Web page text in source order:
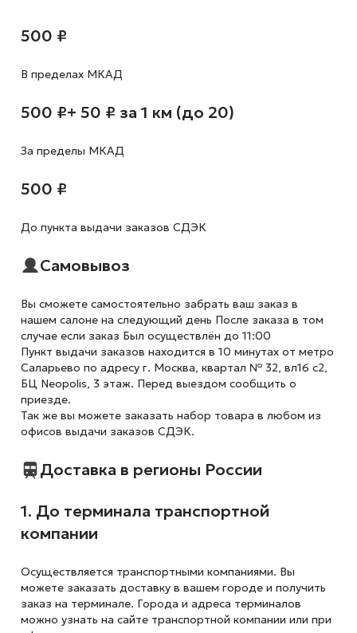
500 ₽
В пределах МКАД
500 ₽+ 50 ₽ за 1 км (до 20)
За пределы МКАД
500 ₽
До пункта выдачи заказов СДЭК
Самовывоз
Вы сможете самостоятельно забрать ваш заказ в
нашем салоне на следующий день После заказа в том
случае если заказ Был осуществлён до 11:00
Пункт выдачи заказов находится в 10 минутах от метро
Саларьево по адресу г. Москва, квартал № 32, вл16 с2,
БЦ Neopolis, 3 этаж. Перед выездом сообщить о
приезде.
Так же вы можете заказать набор товара в любом из
офисов выдачи заказов СДЭК.
Доставка в регионы России
1. До терминала транспортной
компании
Осуществляется транспортными компаниями. Вы
можете заказать доставку в вашем городе и получить
заказ на терминале. Города и адреса терминалов
можно узнать на сайте транспортной компании или при